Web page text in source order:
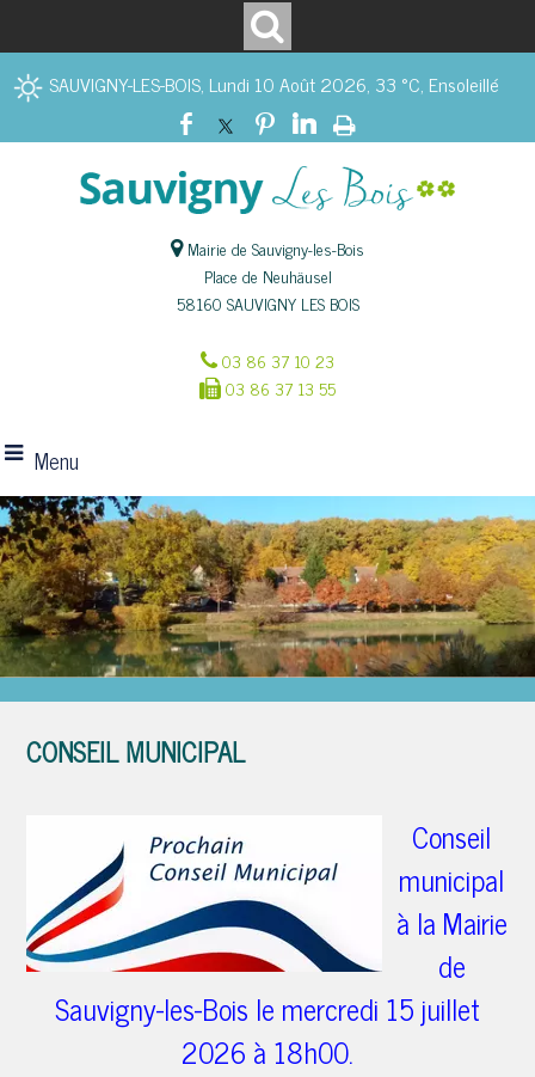
SAUVIGNY-LES-BOIS, Lundi 10 Août 2026, 33 °C, Ensoleillé
Mairie de Sauvigny-les-Bois
Place de Neuhäusel
58160 SAUVIGNY LES BOIS
03 86 37 10 23
03 86 37 13 55
Menu
Étang des Roses
CONSEIL MUNICIPAL
Conseil
municipal
à la Mairie
de
Sauvigny-les-Bois le mercredi 15 juillet
2026 à 18h00.